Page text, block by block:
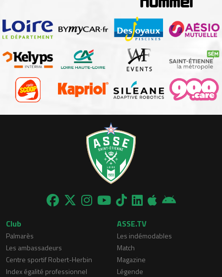
Club
Palmarès
Les ambassadeurs
Centre sportif Robert-Herbin
Index égalité professionnel
ASSE.TV
Les indémodables
Match
Magazine
Légende